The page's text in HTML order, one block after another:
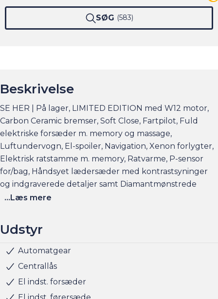
SØG 583
Beskrivelse
SE HER | På lager, LIMITED EDITION med W12 motor,
Carbon Ceramic bremser, Soft Close, Fartpilot, Fuld
elektriske forsæder m. memory og massage,
Luftundervogn, El-spoiler, Navigation, Xenon forlygter,
Elektrisk ratstamme m. memory, Ratvarme, P-sensor
for/bag, Håndsyet lædersæder med kontrastsyninger
og indgraverede detaljer samt Diamantmønstrede
syninger, Dark Stained Burr Walnut paneler, Dobbelt
Bentley Continental GT W12 Anniversary Edition – 60
Years (2007) er en sjælden og eksklusiv specialudgave,
produktion i Crewe, England.
...Læs mere
Udstyr
Automatgear
Centrallås
El indst. forsæder
Klimaanlæg
Klimaanlæg 2-zoner
Kørecomputer
Multifunktionsrat
Musikstreaming via bluetooth
Navigation
Nøglefri døre
Nøglefri start
Parkeringssensor bag
Parkeringssensor for
Parkeringssensor for/bag
Radio
Servo
Sædevarme for
Udvendig temperaturmåler
Alufælge
20" Alufælge
LED baglygter
Xenon lygter
Armlæn
Armlæn bag
El-justerbart rat
Justerbart rat
Kopholder
Læderkabine
Læderrat
Rat m. varme
ABS
Airbag
Antispin
Lyssensor
Startspærre
4x4
Luft-undervogn
Soft Close